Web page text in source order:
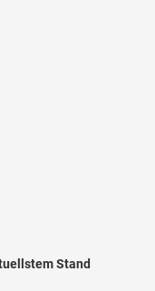
Stand